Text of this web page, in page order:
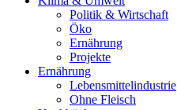
Politik & Wirtschaft
Öko
Ernährung
Projekte
Ernährung
Lebensmittelindustrie
Ohne Fleisch